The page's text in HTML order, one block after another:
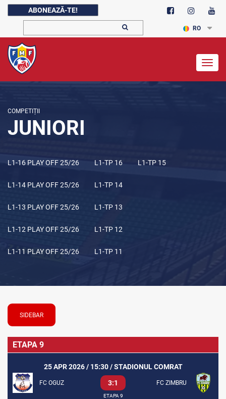
ABONEAZĂ-TE!
RO
COMPETIȚII
JUNIORI
L1-16 PLAY OFF 25/26 L1-TP 16 L1-TP 15
L1-14 PLAY OFF 25/26 L1-TP 14
L1-13 PLAY OFF 25/26 L1-TP 13
L1-12 PLAY OFF 25/26 L1-TP 12
L1-11 PLAY OFF 25/26 L1-TP 11
SIDEBAR
ETAPA 9
25 APR 2026 / 15:30 / STADIONUL COMRAT
FC OGUZ 3:1 FC ZIMBRU
ETAPA 9